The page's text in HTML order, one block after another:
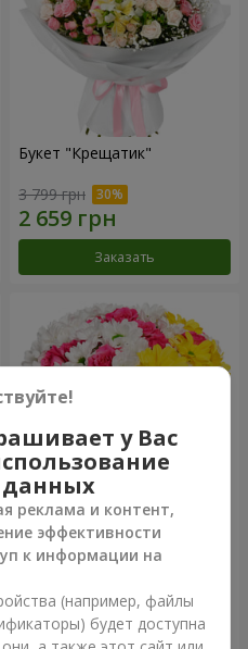
Букет "Крещатик"
3 799 грн
Заказать
Цветы в коробке "Мое
сердце"
Заказать
у Вас
реклама и контент,
эффективности
к информации на
(например, файлы
будет доступна